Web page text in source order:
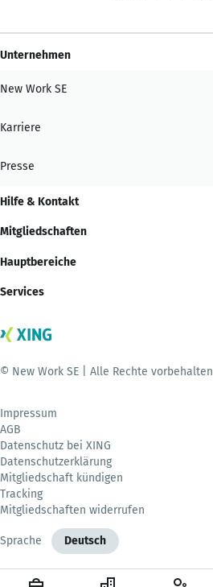
Unternehmen
New Work SE
Karriere
Presse
Hilfe & Kontakt
Mitgliedschaften
Hauptbereiche
Services
© New Work SE | Alle Rechte vorbehalten
Impressum
AGB
Datenschutz bei XING
Datenschutzerklärung
Mitgliedschaft kündigen
Tracking
Mitgliedschaften widerrufen
Sprache Deutsch